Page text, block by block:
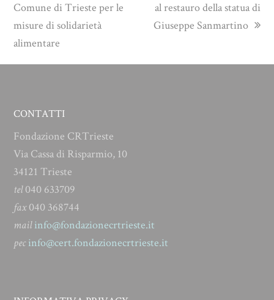
Comune di Trieste per le
misure di solidarietà
alimentare
al restauro della statua di
Giuseppe Sanmartino
CONTATTI
Fondazione CRTrieste
Via Cassa di Risparmio, 10
34121 Trieste
tel040 633709
fax040 368744
mailinfo@fondazionecrtrieste.it
pecinfo@cert.fondazionecrtrieste.it